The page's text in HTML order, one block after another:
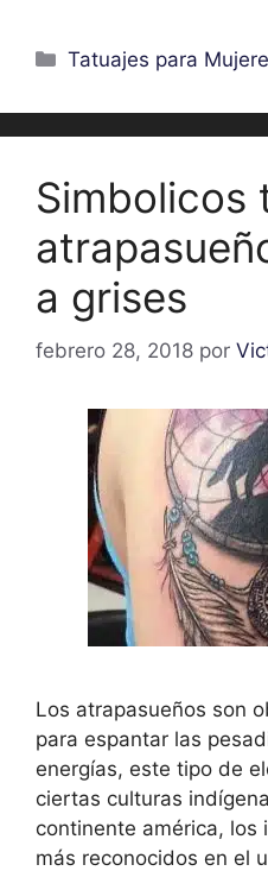
Categorías
Tatuajes para
Simbolicos
a grises
febrero 28, 2018 por
Los atrapasueños son
para espantar las
energías, este tipo de
ciertas culturas
continente américa, los
más reconocidos en el